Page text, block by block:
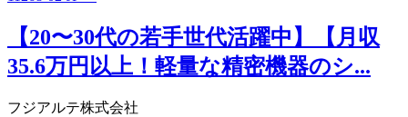
【20〜30代の若手世代活躍中】【月収
35.6万円以上！軽量な精密機器のシ...
フジアルテ株式会社